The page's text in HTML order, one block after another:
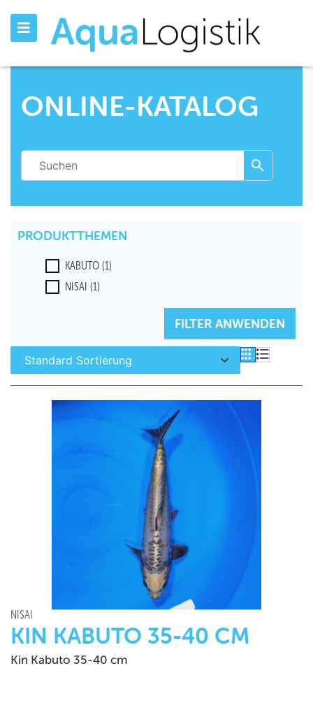
ONLINE-KATALOG
PRODUKTTHEMEN
KABUTO (1)
NISAI (1)
FILTER ANWENDEN
NISAI
KIN KABUTO 35-40 CM
Kin Kabuto 35-40 cm